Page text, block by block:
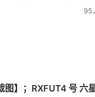
95
】；RXFUT4 号 六